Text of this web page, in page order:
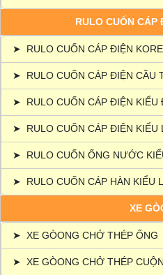
RULO CUỐN CÁP
➤ RULO CUỐN CÁP ĐIỆN
➤ RULO CUỐN CÁP ĐIỆN CẦU
➤ RULO CUỐN CÁP ĐIỆN KIỂU
➤ RULO CUỐN CÁP ĐIỆN KIỂU
➤ RULO CUỐN ỐNG NƯỚC
➤ RULO CUỐN CÁP HÀN KIỂU
XE
➤ XE GÒONG CHỞ THÉP ỐNG
➤ XE GÒONG CHỞ THÉP CUỘN